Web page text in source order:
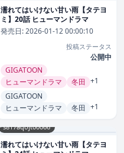
濡れてはいけない甘い雨【タテヨ
ミ】20話 ヒューマンドラマ
発売日:2026-01-12 00:00:10
投稿ステータス
公開中
GIGATOON
ヒューマンドラマ
冬田 +1
GIGATOON
ヒューマンドラマ
冬田 +1
s817aqojt00066
濡れてはいけない甘い雨【タテヨ